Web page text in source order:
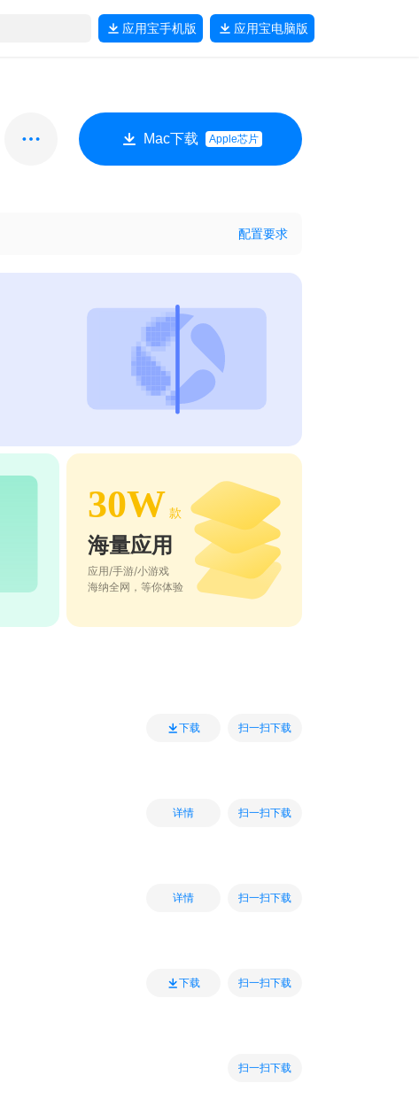
应用宝手机版 应用宝电脑版
Mac下载 Apple芯片
配置要求
30W 款
海量应用
应用/手游/小游戏
海纳全网，等你体验
下载 扫一扫下载
详情 扫一扫下载
详情 扫一扫下载
下载 扫一扫下载
扫一扫下载